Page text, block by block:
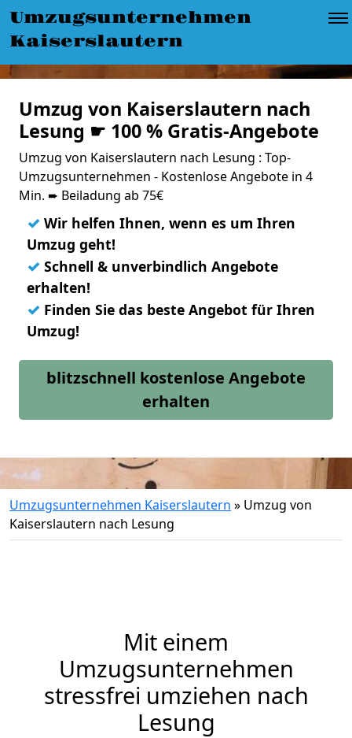
Umzugsunternehmen
Kaiserslautern
Umzug von Kaiserslautern nach
Lesung ☛ 100 % Gratis-Angebote
Umzug von Kaiserslautern nach Lesung : Top-
Umzugsunternehmen - Kostenlose Angebote in 4
Min. ➨ Beiladung ab 75€
✓ Wir helfen Ihnen, wenn es um Ihren
Umzug geht!
✓ Schnell & unverbindlich Angebote
erhalten!
✓ Finden Sie das beste Angebot für Ihren
Umzug!
blitzschnell kostenlose Angebote
erhalten
Umzugsunternehmen Kaiserslautern » Umzug von
Kaiserslautern nach Lesung
Mit einem
Umzugsunternehmen
stressfrei umziehen nach
Lesung